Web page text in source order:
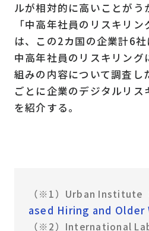
ルが相対的に高いことがう
「中高年社員のリスキリ
は、この2カ国の企業計6社
中高年社員のリスキリング
組みの内容について調査し
ごとに企業のデジタルリス
を紹介する。
（※1）Urban Institute
ased Hiring and Older
（※2）International